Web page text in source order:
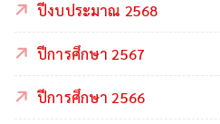
ปีงบประมาณ 2568
ปีการศึกษา 2567
ปีการศึกษา 2566